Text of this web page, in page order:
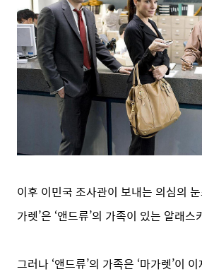
이후 이민국 조사관이 보내는 의심의
가렛’은 ‘앤드류’의 가족이 있는 알래
그러나 ‘앤드류’의 가족은 ‘마가렛’이